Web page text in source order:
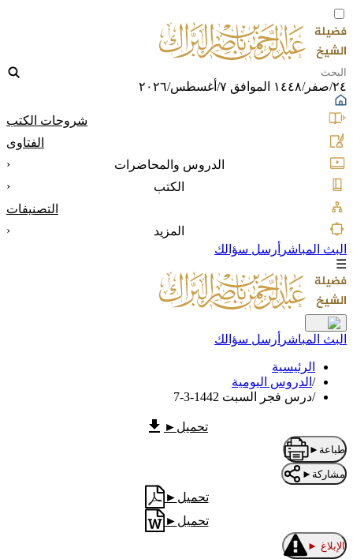
٢٤/صفر/١٤٤٨ الموافق ٧/أغسطس/٢٠٢٦
شروحات الكتب
الفتاوى
الدروس والمحاضرات
‹
الكتب
‹
التصنيفات
المزيد
‹
البث المباشر أرسل سؤالك
☰
البث المباشر أرسل سؤالك
الرئيسية
/ الدروس اليومية
/درس فجر السبت 1442-3-7
تحميل ►
طباعة ►
مشاركة ►
تحميل ►
تحميل ►
الإبلاغ ►